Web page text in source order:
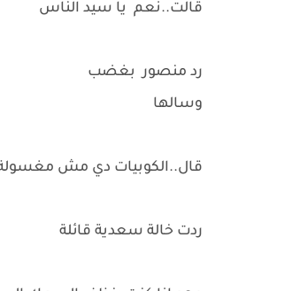
قالت..نعم يا سيد الناس
رد منصور بغضب
وسالها
قال..الكوبيات دي مش
ردت خالة سعدية قائلة